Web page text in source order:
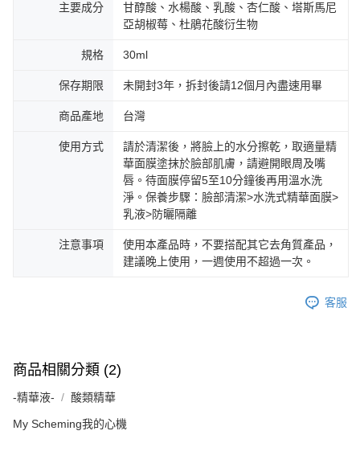
主要成分
甘醇酸、水楊酸、乳酸、杏仁酸、塔斯馬尼
亞胡椒莓、杜鵑花酸衍生物
規格 30ml
保存期限 未開封3年，拆封後請12個月內盡速用畢
商品產地 台灣
使用方式
請於清潔後，將臉上的水分擦乾，取適量精
華面膜塗抹於臉部肌膚，請避開眼周及嘴
唇。待面膜停留5至10分鐘後再用溫水洗
淨。保養步驟：臉部清潔>水洗式精華面膜>
乳液>防曬隔離
注意事項
使用本產品時，不要搭配其它去角質產品，
建議晚上使用，一週使用不超過一次。
客服
商品相關分類 (2)
-精華液- 酸類精華
My Scheming我的心機